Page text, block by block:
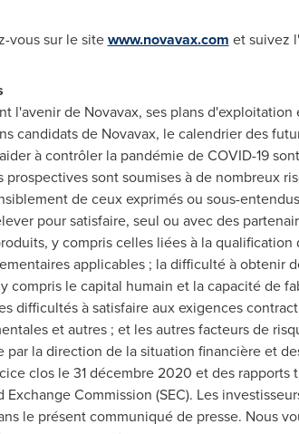
vous sur le sitewww.novavax.com et suivez
l'avenir de Novavax, ses plans
candidats de Novavax, le calendrier des
à contrôler la pandémie de COVID-19
prospectives sont soumises à de nombreux
de ceux exprimés ou sous-
pour satisfaire, seul ou avec des
y compris celles liées à la
applicables ; la difficulté à obtenir
compris le capital humain et la capacité de
difficultés à satisfaire aux exigences
et autres ; et les autres facteurs de
par la direction de la situation financière et
clos le 31 décembre2020 etdes rapports
Exchange Commission (SEC). Les
le présent communiqué de presse. Nous